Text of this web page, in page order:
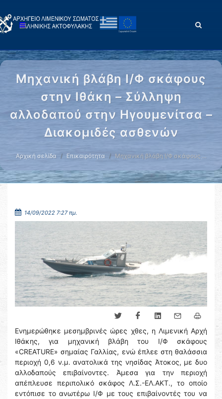
Μηχανική βλάβη Ι/Φ σκάφους
στην Ιθάκη – Σύλληψη
αλλοδαπού στην Ηγουμενίτσα –
Διακομιδές ασθενών
Αρχική σελίδα Επικαιρότητα Μηχανική βλάβη Ι/Φ σκάφους …
14/09/2022 7:27 πμ.
Ενημερώθηκε μεσημβρινές ώρες χθες, η Λιμενική Αρχή
Ιθάκης, για μηχανική βλάβη του Ι/Φ σκάφους
«CREATURE» σημαίας Γαλλίας, ενώ έπλεε στη θαλάσσια
περιοχή 0,6 ν.μ. ανατολικά της νησίδας Άτοκος, με δυο
αλλοδαπούς επιβαίνοντες. Άμεσα για την περιοχή
απέπλευσε περιπολικό σκάφος Λ.Σ.-ΕΛ.ΑΚΤ., το οποίο
εντόπισε το ανωτέρω Ι/Φ με τους επιβαίνοντές του να